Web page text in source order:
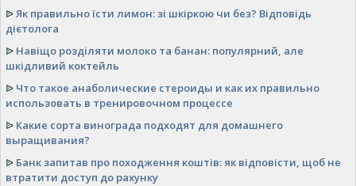
ᐉЯк правильно їсти лимон: зі шкіркою чи без? Відповідь
дієтолога
ᐉ Навіщо розділяти молоко та банан: популярний, але
шкідливий коктейль
ᐉ Что такое анаболические стероиды и как их правильно
использовать в тренировочном процессе
ᐉ Какие сорта винограда подходят для домашнего
выращивания?
ᐉ Банк запитав про походження коштів: як відповісти, щоб не
втратити доступ до рахунку